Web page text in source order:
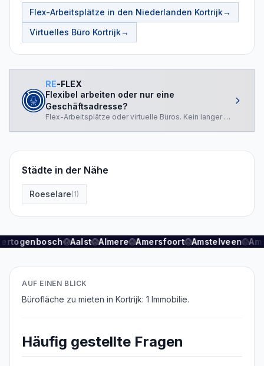
Flex-Arbeitsplätze in den Niederlanden Kortrijk→
Virtuelles Büro Kortrijk→
RE-FLEX
Flexibel arbeiten oder nur eine
Geschäftsadresse?
Flex-Arbeitsplätze oder virtuelle Büros. Kein langer Vertrag.
Städte in der Nähe
Roeselare(1)
Aalst Almere Amersfoort Amstelveen
AUF EINEN BLICK
Bürofläche zu mieten in Kortrijk: 1 Immobilie.
Häufig gestellte Fragen